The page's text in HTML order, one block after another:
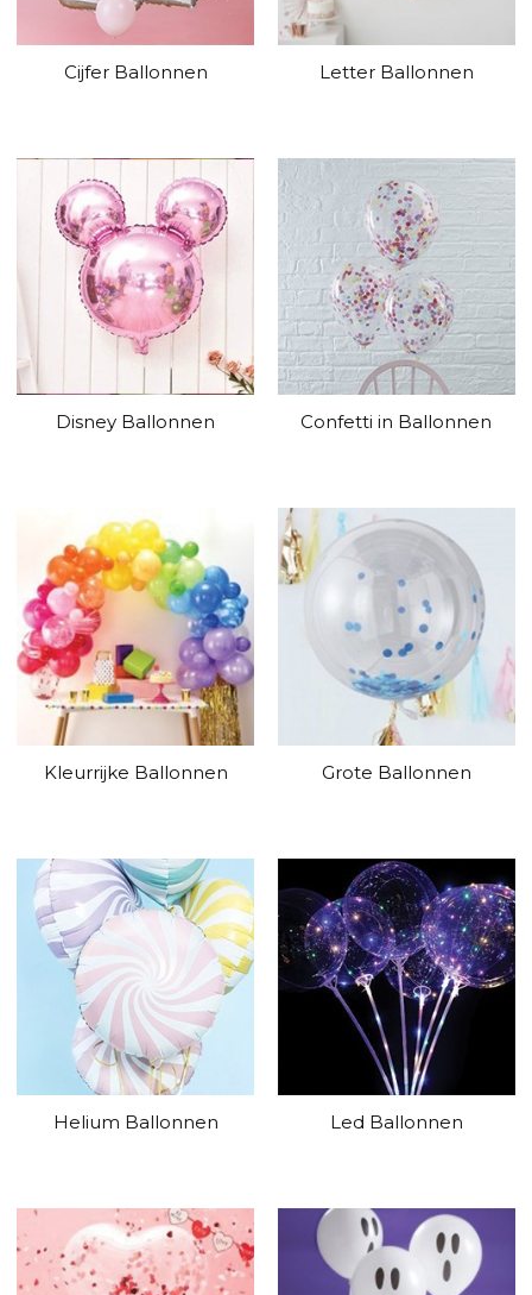
Cijfer Ballonnen Letter Ballonnen
Disney Ballonnen Confetti in Ballonnen
Kleurrijke Ballonnen Grote Ballonnen
Helium Ballonnen Led Ballonnen